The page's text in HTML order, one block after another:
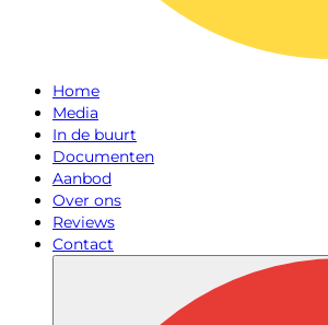
Home
Media
In de buurt
Documenten
Aanbod
Over ons
Reviews
Contact